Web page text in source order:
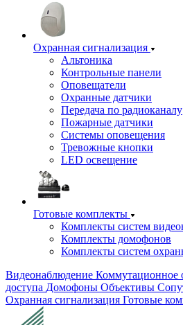
Охранная сигнализация
Альтоника
Контрольные панели
Оповещатели
Охранные датчики
Передача по радиоканалу
Пожарные датчики
Системы оповещения
Тревожные кнопки
LED освещение
Готовые комплекты
Комплекты систем
Комплекты домофонов
Комплекты систем
Видеонаблюдение Коммутационное
доступа Домофоны Объективы
Охранная сигнализация Готовые